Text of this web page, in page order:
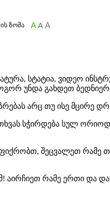
ზომა A A A
სტატია, ვიდეო
უნდა გახდეთ
არც თუ ისე მცირე
სჭირდება სულ
შეცვალეთ რამე
აირჩიეთ რამე ერთი და